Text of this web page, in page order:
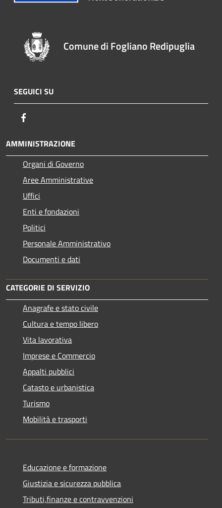
Comune di Fogliano Redipuglia
SEGUICI SU
AMMINISTRAZIONE
Organi di Governo
Aree Amministrative
Uffici
Enti e fondazioni
Politici
Personale Amministrativo
Documenti e dati
CATEGORIE DI SERVIZIO
Anagrafe e stato civile
Cultura e tempo libero
Vita lavorativa
Imprese e Commercio
Appalti pubblici
Catasto e urbanistica
Turismo
Mobilità e trasporti
Educazione e formazione
Giustizia e sicurezza pubblica
Tributi,finanze e contravvenzioni